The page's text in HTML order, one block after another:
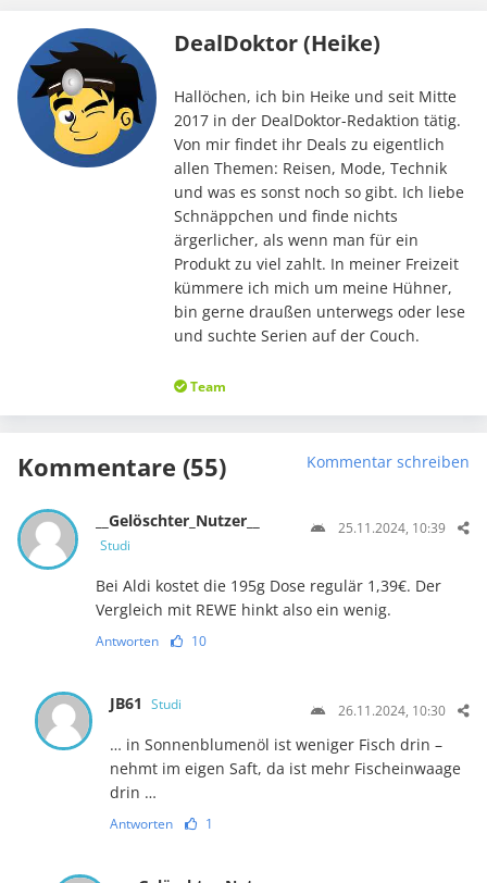
DealDoktor (Heike)
Hallöchen, ich bin Heike und seit Mitte
2017 in der DealDoktor-Redaktion tätig.
Von mir findet ihr Deals zu eigentlich
allen Themen: Reisen, Mode, Technik
und was es sonst noch so gibt. Ich liebe
Schnäppchen und finde nichts
ärgerlicher, als wenn man für ein
Produkt zu viel zahlt. In meiner Freizeit
kümmere ich mich um meine Hühner,
bin gerne draußen unterwegs oder lese
und suchte Serien auf der Couch.
Team
Kommentare (55) Kommentar schreiben
__Gelöschter_Nutzer__
Studi
25.11.2024, 10:39
Bei Aldi kostet die 195g Dose regulär 1,39€. Der
Vergleich mit REWE hinkt also ein wenig.
Antworten 10
JB61 Studi 26.11.2024, 10:30
… in Sonnenblumenöl ist weniger Fisch drin –
nehmt im eigen Saft, da ist mehr Fischeinwaage
drin …
Antworten 1